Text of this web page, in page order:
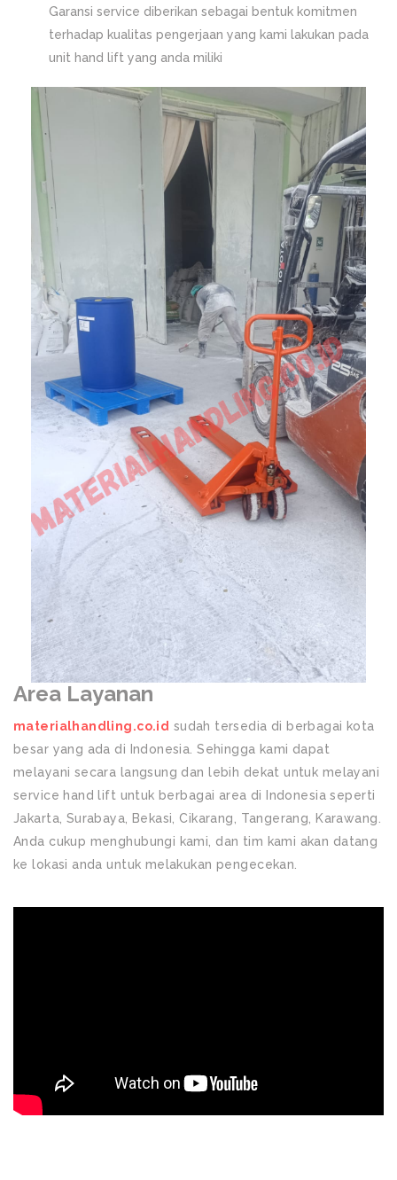
Garansi service diberikan sebagai bentuk komitmen
terhadap kualitas pengerjaan yang kami lakukan pada
unit hand lift yang anda miliki
Area Layanan
materialhandling.co.id sudah tersedia di berbagai kota
besar yang ada di Indonesia. Sehingga kami dapat
melayani secara langsung dan lebih dekat untuk melayani
service hand lift untuk berbagai area di Indonesia seperti
Jakarta, Surabaya, Bekasi, Cikarang, Tangerang, Karawang.
Anda cukup menghubungi kami, dan tim kami akan datang
ke lokasi anda untuk melakukan pengecekan.